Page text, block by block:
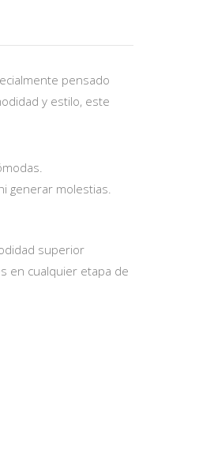
pensado
y estilo, este
generar molestias.
superior
en cualquier etapa de